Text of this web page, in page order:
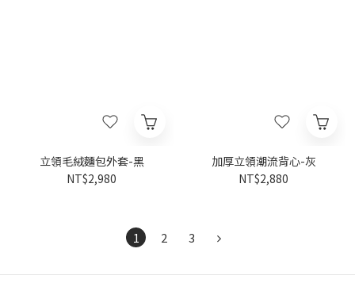
立領毛絨麵包外套-黑
NT$2,980
加厚立領潮流背心-灰
NT$2,880
1 2 3